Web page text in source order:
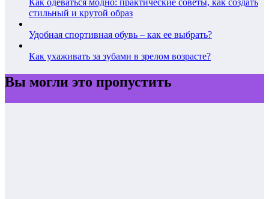
Как одеваться модно: практические советы, как создать
стильный и крутой образ
Удобная спортивная обувь – как ее выбрать?
Как ухаживать за зубами в зрелом возрасте?
Вы могли это пропустить